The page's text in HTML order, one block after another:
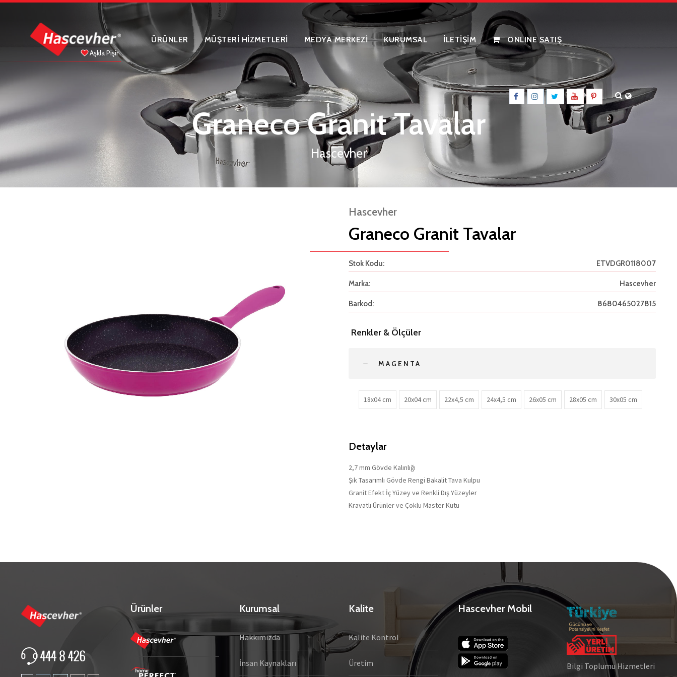
Aşkla Pişir
ÜRÜNLER MÜŞTERİ HİZMETLERİ MEDYA MERKEZİ KURUMSAL İLETİŞİM ONLINE SATIŞ
Graneco Granit Tavalar
Hascevher
Hascevher
Graneco Granit Tavalar
Stok Kodu: ETVDGR0118007
Marka: Hascevher
Barkod: 8680465027815
Renkler & Ölçüler
MAGENTA
18x04 cm 20x04 cm 22x4,5 cm 24x4,5 cm 26x05 cm 28x05 cm 30x05 cm
Detaylar
2,7 mm Gövde Kalınlığı
Şık Tasarımlı Gövde Rengi Bakalit Tava Kulpu
Granit Efekt İç Yüzey ve Renkli Dış Yüzeyler
Kravatlı Ürünler ve Çoklu Master Kutu
Ürünler Kurumsal
Hakkımızda
İnsan Kaynakları
Kalite
Kalite Kontrol
Üretim
Hascevher Mobil
Bilgi Toplumu Hizmetleri